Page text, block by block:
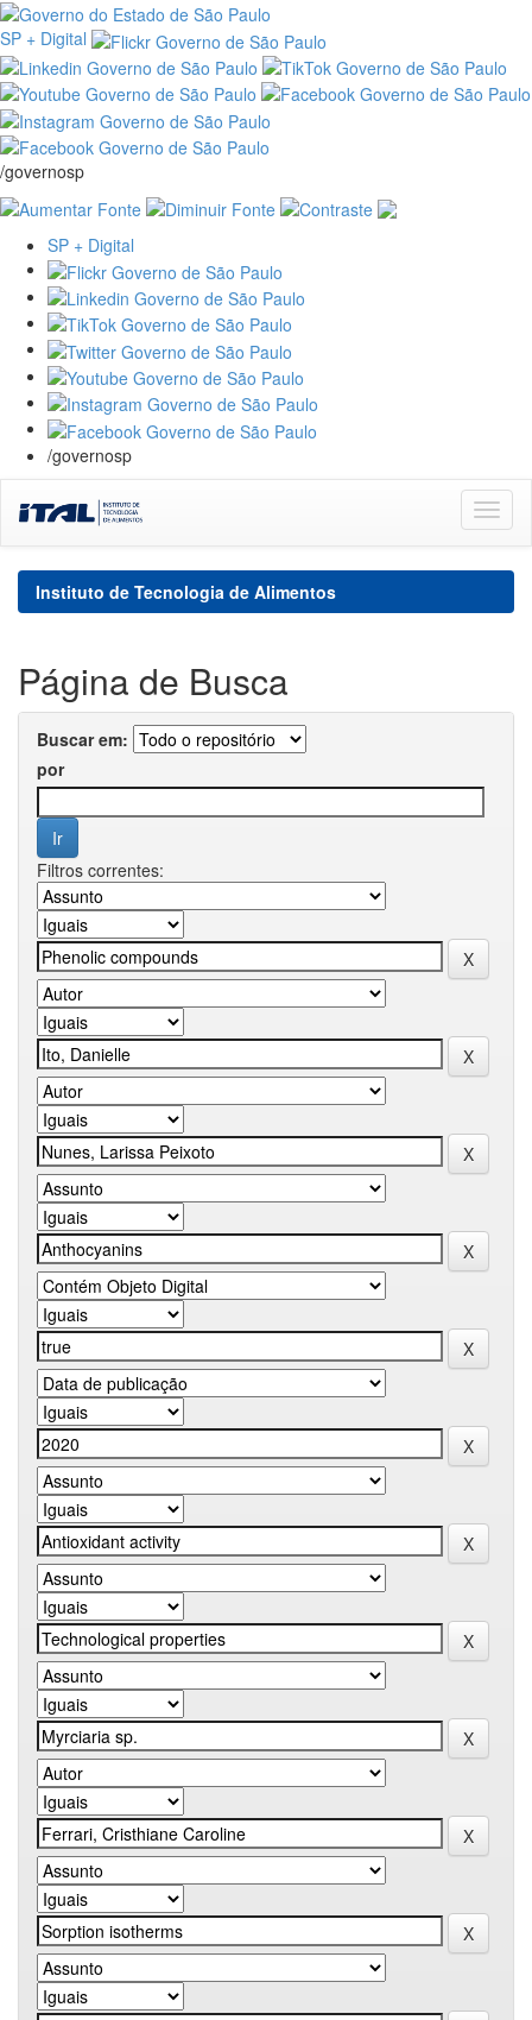
SP + Digital
/governosp
SP + Digital
/governosp
navigation
Instituto de Tecnologia de Alimentos
Página de Busca
Buscar em:
por
Filtros correntes: